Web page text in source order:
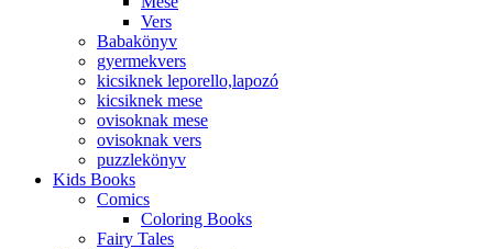
Vers
Babakönyv
gyermekvers
kicsiknek leporello,lapozó
kicsiknek mese
ovisoknak mese
ovisoknak vers
puzzlekönyv
Kids Books
Comics
Coloring Books
Fairy Tales